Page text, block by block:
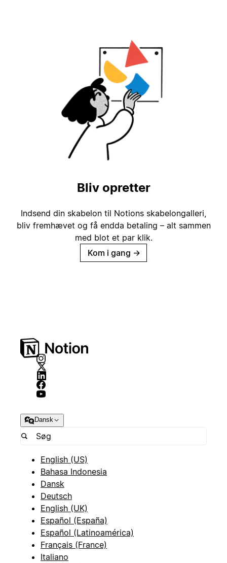
Bliv opretter
Indsend din skabelon til Notions skabelongalleri,
bliv fremhævet og få endda betaling – alt sammen
med blot et par klik.
Kom i gang →
Dansk
English (US)
Bahasa Indonesia
Dansk
Deutsch
English (UK)
Español (España)
Español (Latinoamérica)
Français (France)
Italiano